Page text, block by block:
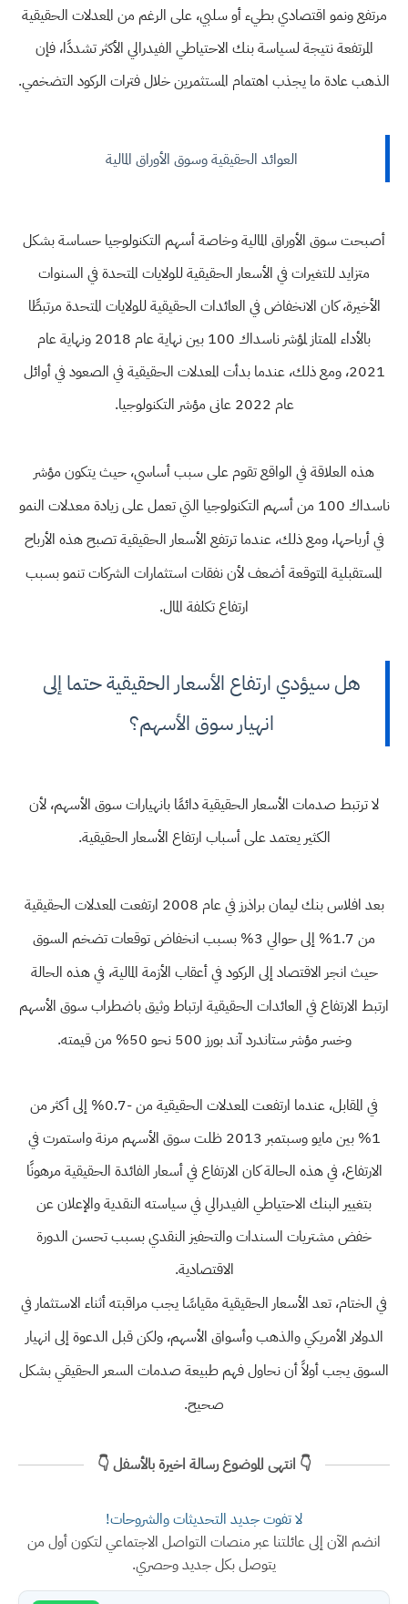
مرتفع ونمو اقتصادي بطيء أو سلبي، على الرغم من المعدلات الحقيقية
المرتفعة نتيجة لسياسة بنك الاحتياطي الفيدرالي الأكثر تشددًا، فإن
الذهب عادة ما يجذب اهتمام المستثمرين خلال فترات الركود التضخمي.
العوائد الحقيقية وسوق الأوراق المالية
أصبحت سوق الأوراق المالية وخاصة أسهم التكنولوجيا حساسة بشكل
متزايد للتغيرات في الأسعار الحقيقية للولايات المتحدة في السنوات
الأخيرة، كان الانخفاض في العائدات الحقيقية للولايات المتحدة مرتبطًا
بالأداء الممتاز لمؤشر ناسداك 100 بين نهاية عام 2018 ونهاية عام
2021، ومع ذلك، عندما بدأت المعدلات الحقيقية في الصعود في أوائل
عام 2022 عانى مؤشر التكنولوجيا.
هذه العلاقة في الواقع تقوم على سبب أساسي، حيث يتكون مؤشر
ناسداك 100 من أسهم التكنولوجيا التي تعمل على زيادة معدلات النمو
في أرباحها، ومع ذلك، عندما ترتفع الأسعار الحقيقية تصبح هذه الأرباح
المستقبلية المتوقعة أضعف لأن نفقات استثمارات الشركات تنمو بسبب
ارتفاع تكلفة المال.
هل سيؤدي ارتفاع الأسعار الحقيقية حتما إلى
انهيار سوق الأسهم؟
لا ترتبط صدمات الأسعار الحقيقية دائمًا بانهيارات سوق الأسهم، لأن
الكثير يعتمد على أسباب ارتفاع الأسعار الحقيقية.
بعد افلاس بنك ليمان براذرز في عام 2008 ارتفعت المعدلات الحقيقية
من 1.7% إلى حوالي 3% بسبب انخفاض توقعات تضخم السوق
حيث انجر الاقتصاد إلى الركود في أعقاب الأزمة المالية، في هذه الحالة
ارتبط الارتفاع في العائدات الحقيقية ارتباط وثيق باضطراب سوق الأسهم
وخسر مؤشر ستاندرد آند بورز 500 نحو 50% من قيمته.
في المقابل، عندما ارتفعت المعدلات الحقيقية من -0.7% إلى أكثر من
1% بين مايو وسبتمبر 2013 ظلت سوق الأسهم مرنة واستمرت في
الارتفاع، في هذه الحالة كان الارتفاع في أسعار الفائدة الحقيقية مرهونًا
بتغيير البنك الاحتياطي الفيدرالي في سياسته النقدية والإعلان عن
خفض مشتريات السندات والتحفيز النقدي بسبب تحسن الدورة
الاقتصادية.
في الختام، تعد الأسعار الحقيقية مقياسًا يجب مراقبته أثناء الاستثمار في
الدولار الأمريكي والذهب وأسواق الأسهم، ولكن قبل الدعوة إلى انهيار
السوق يجب أولاً أن نحاول فهم طبيعة صدمات السعر الحقيقي بشكل
صحيح.
👇 انتهى الموضوع رسالة اخيرة بالأسفل 👇
لا تفوت جديد التحديثات والشروحات!
انضم الآن إلى عائلتنا عبر منصات التواصل الاجتماعي لتكون أول من
يتوصل بكل جديد وحصري.